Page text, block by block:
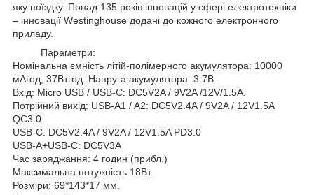
яку поїздку. Понад 135 років інновацій у сфері електротехніки
– інновації Westinghouse додані до кожного електронного
приладу.
Параметри:
Номінальна ємність літій-полімерного акумулятора: 10000
мАгод, 37Втгод. Напруга акумулятора: 3.7В.
Вхід: Micro USB / USB-C: DC5V2A / 9V2A /12V/1.5A.
Потрійний вихід: USB-A1 / A2: DC5V2.4A / 9V2A / 12V1.5A
QC3.0
USB-C: DC5V2.4A / 9V2A / 12V1.5A PD3.0
USB-A+USB-C: DC5V3A
Час заряджання: 4 годин (прибл.)
Максимальна потужність 18Вт.
Розміри: 69*143*17 мм.